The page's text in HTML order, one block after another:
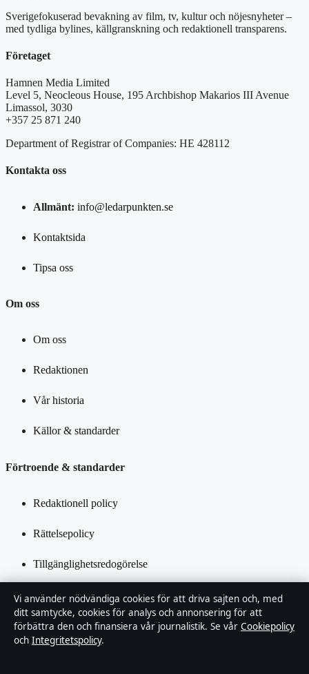
Sverigefokuserad bevakning av film, tv, kultur och nöjesnyheter –
med tydliga bylines, källgranskning och redaktionell transparens.
Företaget
Hamnen Media Limited
Level 5, Neocleous House, 195 Archbishop Makarios III Avenue
Limassol, 3030
+357 25 871 240
Department of Registrar of Companies: HE 428112
Kontakta oss
Allmänt: info@ledarpunkten.se
Kontaktsida
Tipsa oss
Om oss
Om oss
Redaktionen
Vår historia
Källor & standarder
Förtroende & standarder
Redaktionell policy
Rättelsepolicy
Tillgänglighetsredogörelse
Integritetspolicy
Kändisar & integritet
Vi använder nödvändiga cookies för att driva sajten och, med
ditt samtycke, cookies för analys och annonsering för att
förbättra den och finansiera vår journalistik. Se vår Cookiepolicy
och Integritetspolicy.